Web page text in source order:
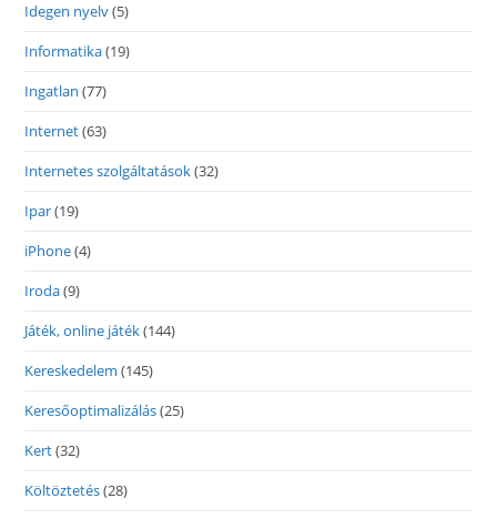
Idegen nyelv(5)
Informatika(19)
Ingatlan (77)
Internet(63)
Internetes szolgáltatások(32)
Ipar(19)
iPhone(4)
Iroda(9)
Játék, online játék(144)
Kereskedelem (145)
Keresőoptimalizálás(25)
Kert(32)
Költöztetés(28)